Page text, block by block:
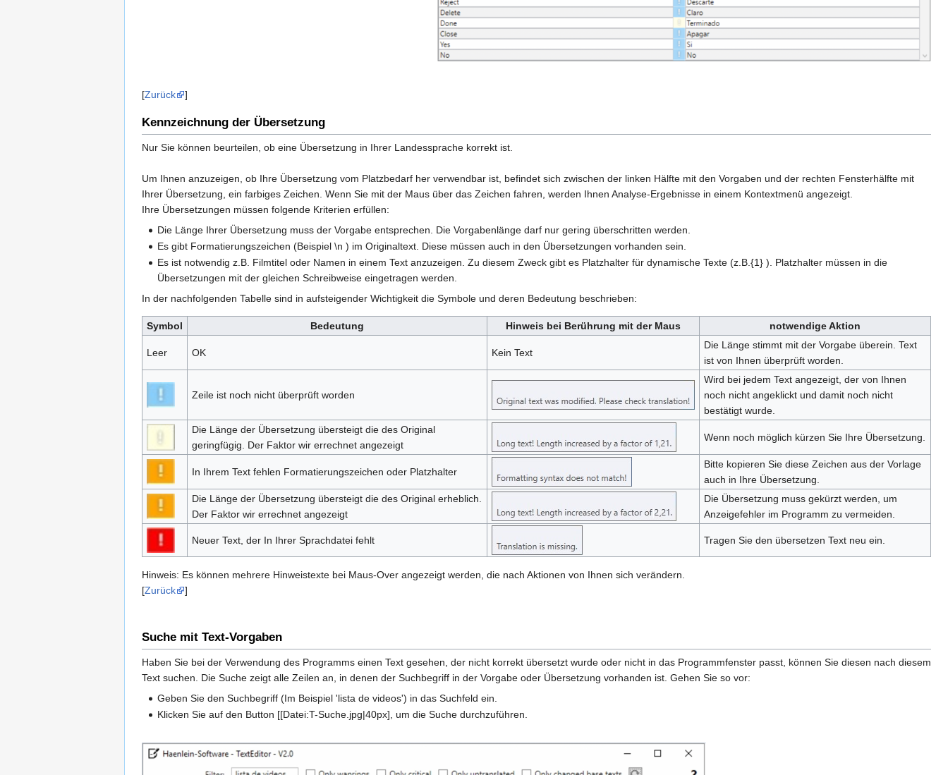
[Zurück ]
Kennzeichnung der Übersetzung
Nur Sie können beurteilen, ob eine Übersetzung in Ihrer Landessprache korrekt ist.
Um Ihnen anzuzeigen, ob Ihre Übersetzung vom Platzbedarf her verwendbar ist, befindet sich zwischen der linken Hälfte mit den Vorgaben und der rechten Fensterhälfte mit
Ihrer Übersetzung, ein farbiges Zeichen. Wenn Sie mit der Maus über das Zeichen fahren, werden Ihnen Analyse-Ergebnisse in einem Kontextmenü angezeigt.
Ihre Übersetzungen müssen folgende Kriterien erfüllen:
Die Länge Ihrer Übersetzung muss der Vorgabe entsprechen. Die Vorgabenlänge darf nur gering überschritten werden.
Es gibt Formatierungszeichen (Beispiel \n ) im Originaltext. Diese müssen auch in den Übersetzungen vorhanden sein.
Es ist notwendig z.B. Filmtitel oder Namen in einem Text anzuzeigen. Zu diesem Zweck gibt es Platzhalter für dynamische Texte (z.B.{1} ). Platzhalter müssen in die
Übersetzungen mit der gleichen Schreibweise eingetragen werden.
In der nachfolgenden Tabelle sind in aufsteigender Wichtigkeit die Symbole und deren Bedeutung beschrieben:
Symbol Bedeutung Hinweis bei Berührung mit der Maus notwendige Aktion
Leer OK Kein Text
Die Länge stimmt mit der Vorgabe überein. Text
ist von Ihnen überprüft worden.
Zeile ist noch nicht überprüft worden
Wird bei jedem Text angezeigt, der von Ihnen
noch nicht angeklickt und damit noch nicht
bestätigt wurde.
Die Länge der Übersetzung übersteigt die des Original
geringfügig. Der Faktor wir errechnet angezeigt
Wenn noch möglich kürzen Sie Ihre Übersetzung.
In Ihrem Text fehlen Formatierungszeichen oder Platzhalter
Bitte kopieren Sie diese Zeichen aus der Vorlage
auch in Ihre Übersetzung.
Die Länge der Übersetzung übersteigt die des Original erheblich.
Der Faktor wir errechnet angezeigt
Die Übersetzung muss gekürzt werden, um
Anzeigefehler im Programm zu vermeiden.
Neuer Text, der In Ihrer Sprachdatei fehlt Tragen Sie den übersetzen Text neu ein.
Hinweis: Es können mehrere Hinweistexte bei Maus-Over angezeigt werden, die nach Aktionen von Ihnen sich verändern.
[Zurück ]
Suche mit Text-Vorgaben
Haben Sie bei der Verwendung des Programms einen Text gesehen, der nicht korrekt übersetzt wurde oder nicht in das Programmfenster passt, können Sie diesen nach diesem
Text suchen. Die Suche zeigt alle Zeilen an, in denen der Suchbegriff in der Vorgabe oder Übersetzung vorhanden ist. Gehen Sie so vor:
Geben Sie den Suchbegriff (Im Beispiel 'lista de videos') in das Suchfeld ein.
Klicken Sie auf den Button [[Datei:T-Suche.jpg|40px], um die Suche durchzuführen.